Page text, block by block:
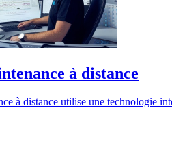
à distance
à distance utilise une technologie